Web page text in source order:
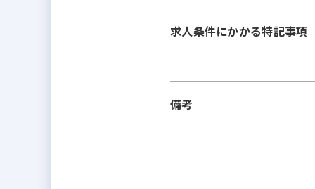
求人条件にかかる特記事項
備考